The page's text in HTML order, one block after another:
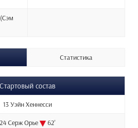
Статистика
Стартовый состав
13 Уэйн Хеннесси
24 Серж Орье 62'